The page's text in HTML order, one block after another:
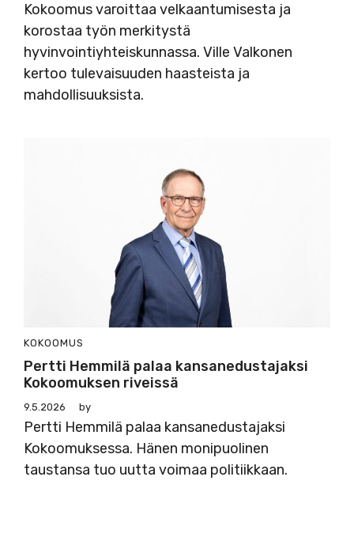
Kokoomus varoittaa velkaantumisesta ja
korostaa työn merkitystä
hyvinvointiyhteiskunnassa. Ville Valkonen
kertoo tulevaisuuden haasteista ja
mahdollisuuksista.
KOKOOMUS
Pertti Hemmilä palaa kansanedustajaksi
Kokoomuksen riveissä
9.5.2026 by
Pertti Hemmilä palaa kansanedustajaksi
Kokoomuksessa. Hänen monipuolinen
taustansa tuo uutta voimaa politiikkaan.